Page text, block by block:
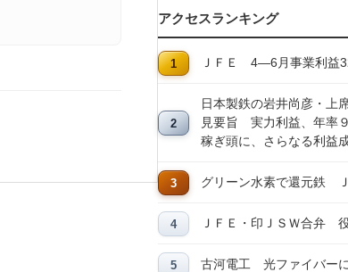
アクセスランキング
ＪＦＥ 4―6月事業利益
日本製鉄の岩井尚彦・上
見要旨 実力利益、年率
稼ぎ頭に、さらなる利益
グリーン水素で還元鉄
ＪＦＥ・印ＪＳＷ合弁
古河電工 光ファイバー